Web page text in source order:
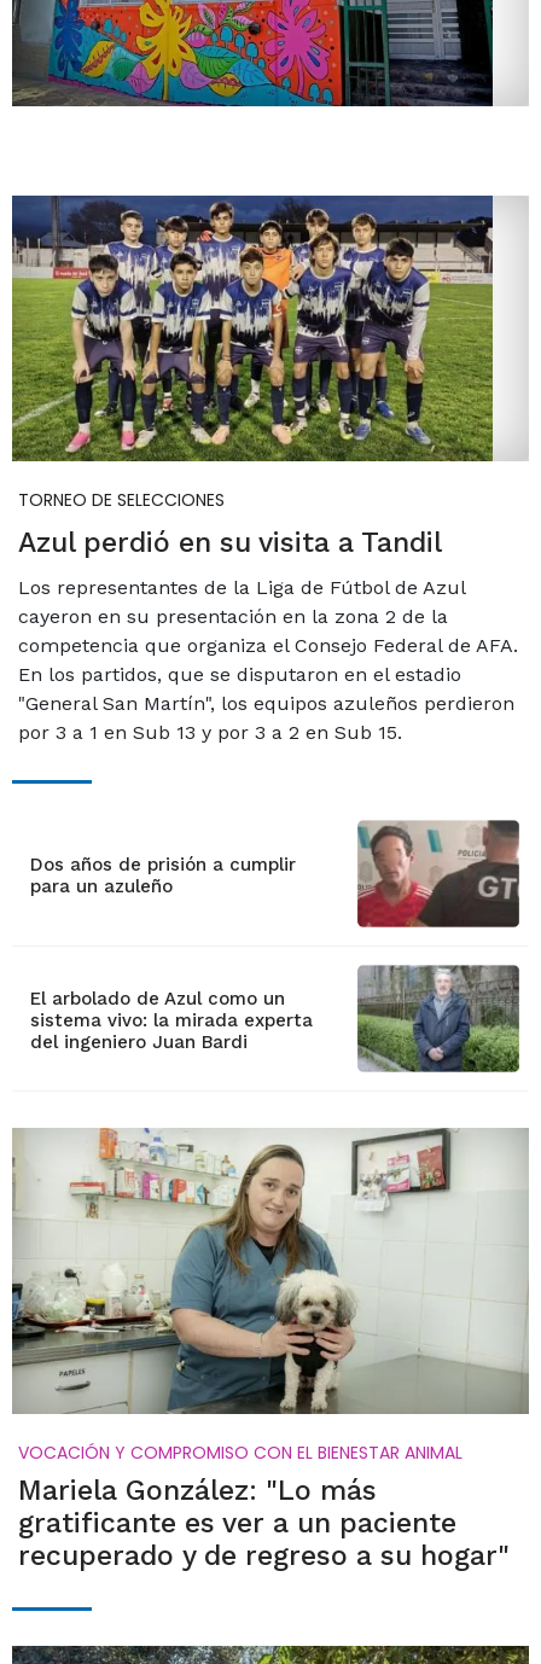
TORNEO DE SELECCIONES
Azul perdió en su visita a Tandil
Los representantes de la Liga de Fútbol de Azul
cayeron en su presentación en la zona 2 de la
competencia que organiza el Consejo Federal de AFA.
En los partidos, que se disputaron en el estadio
"General San Martín", los equipos azuleños perdieron
por 3 a 1 en Sub 13 y por 3 a 2 en Sub 15.
Dos años de prisión a cumplir
para un azuleño
El arbolado de Azul como un
sistema vivo: la mirada experta
del ingeniero Juan Bardi
VOCACIÓN Y COMPROMISO CON EL BIENESTAR ANIMAL
Mariela González: "Lo más
gratificante es ver a un paciente
recuperado y de regreso a su hogar"